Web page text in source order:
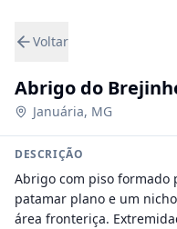
Voltar
Abrigo do
Januária, MG
DESCRIÇÃO
Abrigo com piso formado
patamar plano e um
área fronteriça.